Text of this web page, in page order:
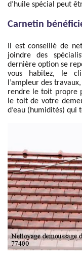
d’huile spécial peut
Carnetin
Il est conseillé de
joindre des
dernière option se
vous habitez, le
l’ampleur des
rendre le toit propre
le toit de votre
d’eau (humidités) qui